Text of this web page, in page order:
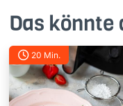
Das könnte
20 Min.